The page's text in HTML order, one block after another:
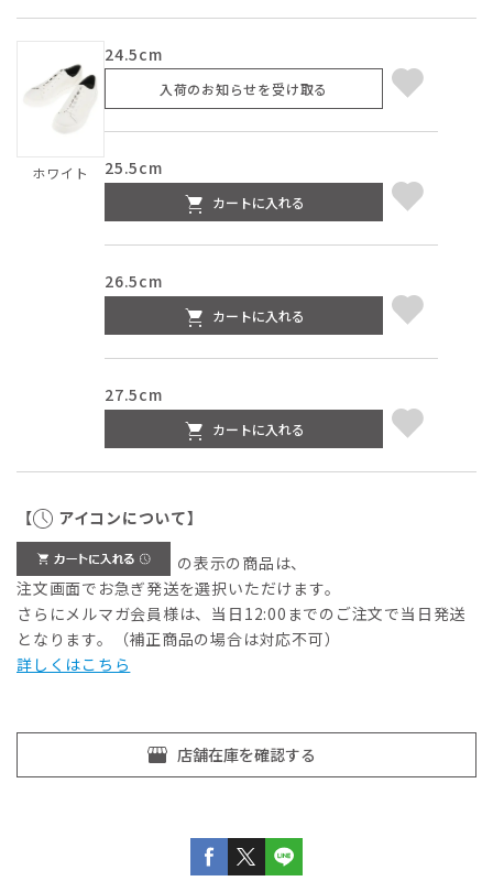
ホワイト
24.5cm
入荷のお知らせを受け取る
25.5cm
カートに入れる
26.5cm
カートに入れる
27.5cm
カートに入れる
【 アイコンについて】
の表示の商品は、
注文画面でお急ぎ発送を選択いただけます。
さらにメルマガ会員様は、当日12:00までのご注文で当日発送
となります。（補正商品の場合は対応不可）
詳しくはこちら